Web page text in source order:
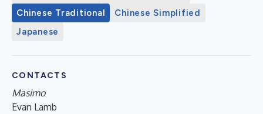
Chinese Traditional
Chinese Simplified
Japanese
CONTACTS
Masimo
Evan Lamb